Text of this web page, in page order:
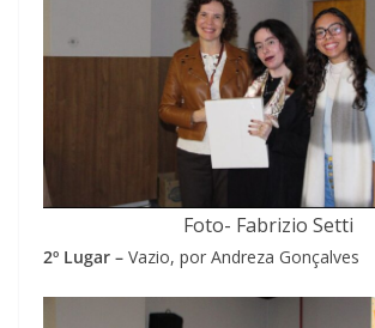
Foto- Fabrizio Setti
2º Lugar – Vazio, por Andreza Gonçalves